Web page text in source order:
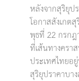
หลังจากสุริยุป
โอกาสสังเกต
พุธที่ 22 กรกฎ
ที่เส้นทางครา
ประเทศไทยอ
สุริยุปราคาบา